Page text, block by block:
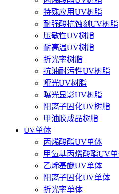
特殊应用UV树脂
耐强酸抗蚀刻UV树脂
压敏性UV树脂
耐高温UV树脂
折光率树脂
抗油耐污性UV树脂
哑光UV树脂
曝光显影UV树脂
阳离子固化UV树脂
甲油胶成品树脂
UV单体
丙烯酸酯UV单体
甲氧基丙烯酸酯UV
乙烯基醚UV单体
阳离子固化UV单体
折光率单体